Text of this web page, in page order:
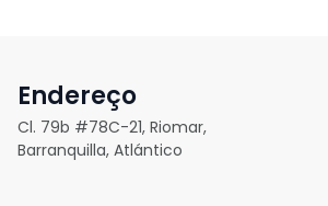
Endereço
Cl. 79b #78C-21, Riomar,
Barranquilla, Atlántico